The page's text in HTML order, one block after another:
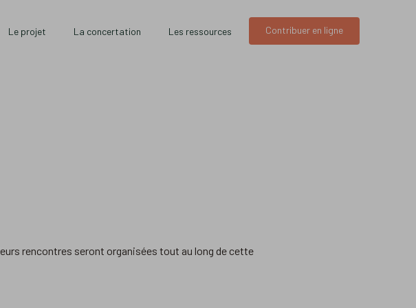
Le projet La concertation Les ressources Contribuer en ligne
rencontres seront organisées tout au long de cette